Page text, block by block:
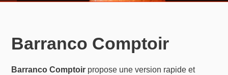
Barranco Comptoir
Barranco Comptoir propose une version rapide et